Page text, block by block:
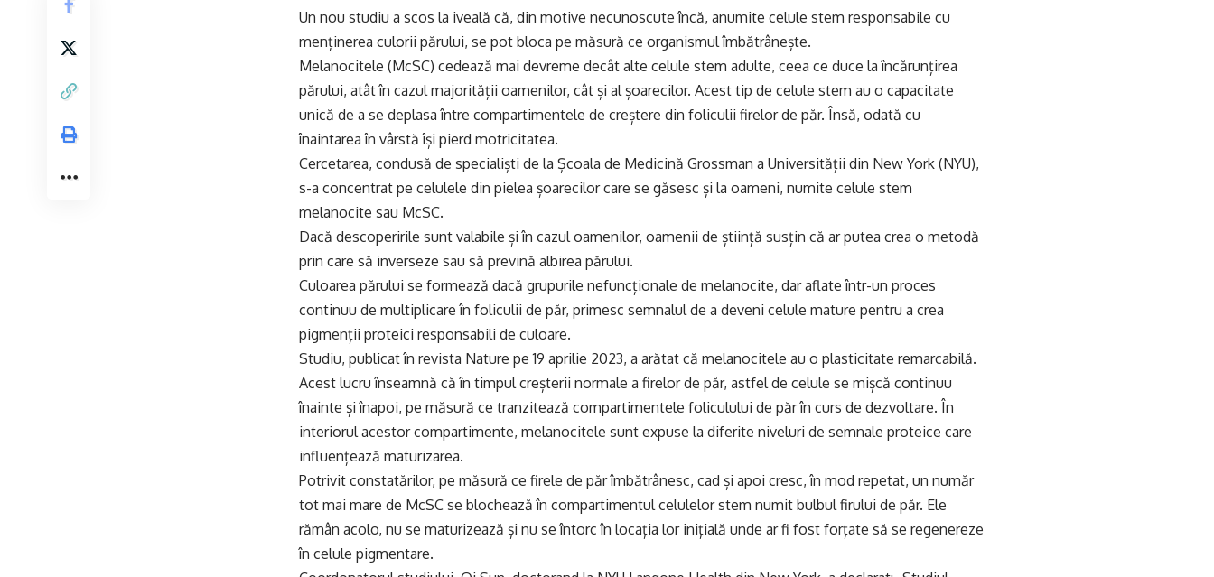
Un nou studiu a scos la iveală că, din motive necunoscute încă, anumite celule stem responsabile cu
menținerea culorii părului, se pot bloca pe măsură ce organismul îmbătrânește.
Melanocitele (McSC) cedează mai devreme decât alte celule stem adulte, ceea ce duce la încărunțirea
părului, atât în cazul majorității oamenilor, cât și al șoarecilor. Acest tip de celule stem au o capacitate
unică de a se deplasa între compartimentele de creștere din foliculii firelor de păr. Însă, odată cu
înaintarea în vârstă își pierd motricitatea.
Cercetarea, condusă de specialiști de la Școala de Medicină Grossman a Universității din New York (NYU),
s-a concentrat pe celulele din pielea șoarecilor care se găsesc și la oameni, numite celule stem
melanocite sau McSC.
Dacă descoperirile sunt valabile și în cazul oamenilor, oamenii de știință susțin că ar putea crea o metodă
prin care să inverseze sau să prevină albirea părului.
Culoarea părului se formează dacă grupurile nefuncționale de melanocite, dar aflate într-un proces
continuu de multiplicare în foliculii de păr, primesc semnalul de a deveni celule mature pentru a crea
pigmenții proteici responsabili de culoare.
Studiu, publicat în revista Nature pe 19 aprilie 2023, a arătat că melanocitele au o plasticitate remarcabilă.
Acest lucru înseamnă că în timpul creșterii normale a firelor de păr, astfel de celule se mișcă continuu
înainte și înapoi, pe măsură ce tranzitează compartimentele foliculului de păr în curs de dezvoltare. În
interiorul acestor compartimente, melanocitele sunt expuse la diferite niveluri de semnale proteice care
influențează maturizarea.
Potrivit constatărilor, pe măsură ce firele de păr îmbătrânesc, cad și apoi cresc, în mod repetat, un număr
tot mai mare de McSC se blochează în compartimentul celulelor stem numit bulbul firului de păr. Ele
rămân acolo, nu se maturizează și nu se întorc în locația lor inițială unde ar fi fost forțate să se regenereze
în celule pigmentare.